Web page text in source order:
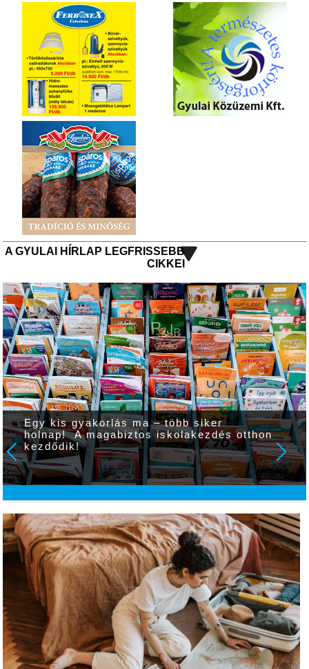
A GYULAI HÍRLAP LEGFRISSEBB
CIKKEI
Egy kis gyakorlás ma – több siker
holnap! A magabiztos iskolakezdés otthon
kezdődik!